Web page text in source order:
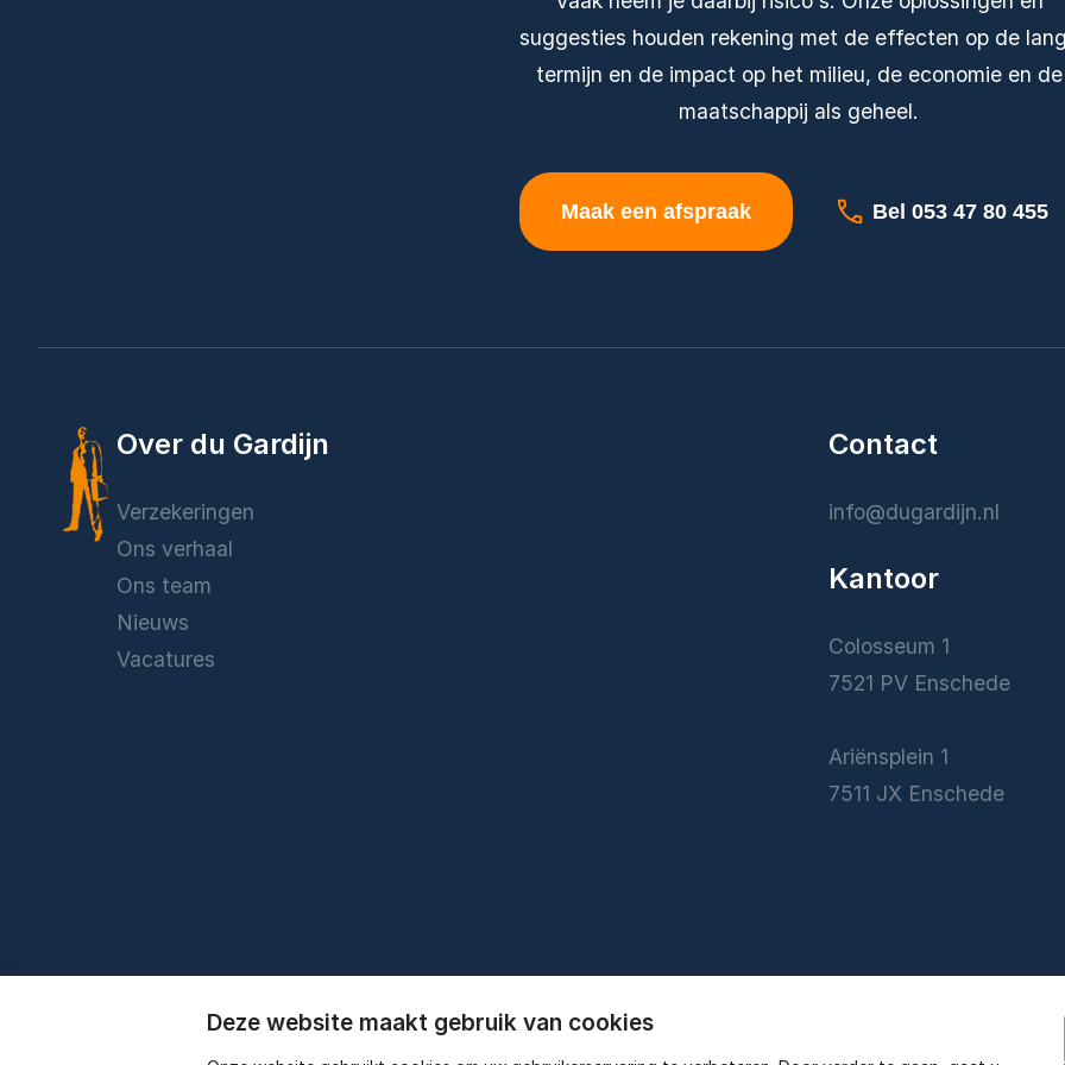
suggesties houden rekening met de effecten op de
termijn en de impact op het milieu, de economie en de
maatschappij als geheel.
Maak een afspraak Bel 053 47 80 455
Over du Gardijn
Verzekeringen
Ons verhaal
Ons team
Nieuws
Vacatures
Contact
info@dugardijn.nl
Kantoor
Colosseum 1
7521 PV Enschede
Ariënsplein 1
7511 JX Enschede
Deze website maakt gebruik van cookies